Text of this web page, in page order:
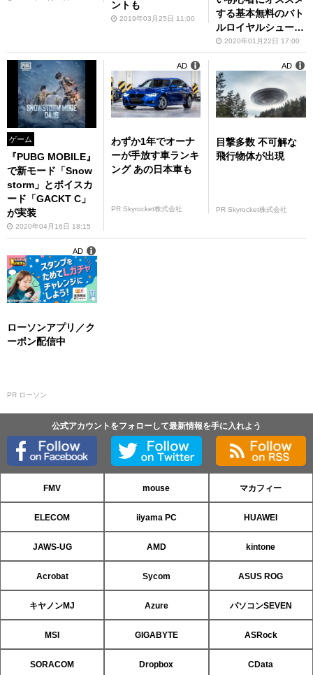
ントも
2019年03月25日 11:00
する基本無料のバト
ルロイヤルシュータ
ー2020年01月22日 17:00
ゲーム
『PUBG MOBILE』
で新モード「Snow
storm」とボイスカ
ード「GACKT C」
が実装
2020年04月16日 18:15
わずか1年でオーナ
ーが手放す車ランキ
ング あの日本車も
PR Skyrocket株式会社
AD
目撃多数 不可解な
飛行物体が出現
PR Skyrocket株式会社
AD
ローソンアプリ／ク
ーポン配信中
PR ローソン
AD
公式アカウントをフォローして最新情報を手に入れよう
FMV mouse マカフィー
ELECOM iiyama PC HUAWEI
JAWS-UG AMD kintone
Acrobat Sycom ASUS ROG
キヤノンMJ Azure パソコンSEVEN
MSI GIGABYTE ASRock
SORACOM Dropbox CData